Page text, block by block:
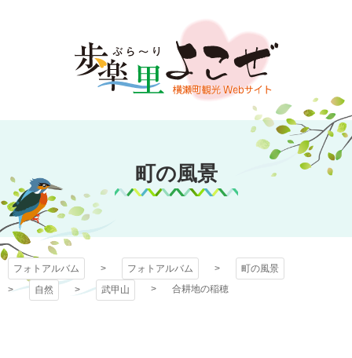
文
キ
プ
フォトアルバム
町の風景
フォトアルバム フォトアルバム
町の風景
自然
武甲山 合耕地の稲穂